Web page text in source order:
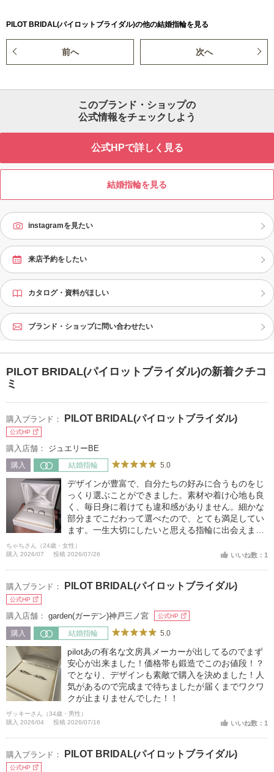
PILOT BRIDAL(パイロットブライダル)の他の結婚指輪を見る
前へ 次へ
このブランド・ショップの
公式情報をチェックしよう
公式HPで詳しく見る
結婚指輪を見る
instagramを見たい
来店予約をしたい
カタログ・資料がほしい
ブランド・ショップに問い合わせたい
PILOT BRIDAL(パイロットブライダル)の新着クチコ
ミ
購入ブランド： PILOT BRIDAL(パイロットブライダル)
公式HP
購入店舗： ジュエリーBE
購入 結婚指輪 5.0
デザインが豊富で、自分たちの好みに合うものをじ
っくり選ぶことができました。素材や着け心地も良
く、毎日身に着けても違和感がありません。細かな
部分までこだわって選べたので、とても満足してい
ます。一生大切にしたいと思える指輪に出会えまし
た。
ちゃちさん（24歳・女性）
購入 2026/07
投稿 2026/07/26 いいね数：1
購入ブランド： PILOT BRIDAL(パイロットブライダル)
公式HP
購入店舗： garden(ガーデン)神戸三ノ宮 公式HP
購入 結婚指輪 5.0
pilotあの有名な文房具メーカーが出してるのでまず
安心が出来ました！価格帯も鍛造でこのお値段！？
でとなり、デザインも素敵で購入を決めました！人
気があるので完成まで待ちましたが届くまでワクワ
クが止まりませんでした！！
ザッキーさん（34歳・男性）
購入 2026/04
投稿 2026/07/16 いいね数：1
購入ブランド： PILOT BRIDAL(パイロットブライダル)
公式HP